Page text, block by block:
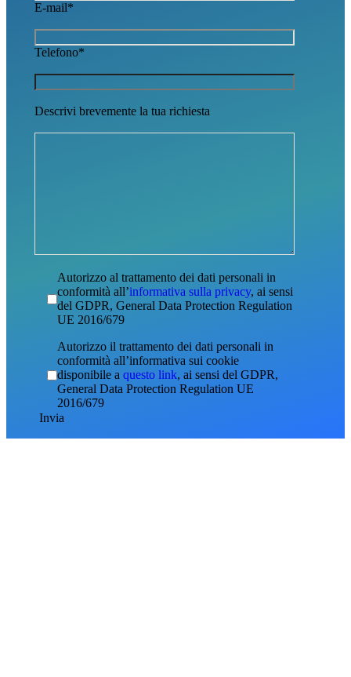
E-mail*
Telefono*
Descrivi brevemente la tua richiesta
Autorizzo al trattamento dei dati personali in
conformità all’informativa sulla privacy, ai sensi
del GDPR, General Data Protection Regulation
UE 2016/679
Autorizzo il trattamento dei dati personali in
conformità all’informativa sui cookie
disponibile a questo link, ai sensi del GDPR,
General Data Protection Regulation UE
2016/679